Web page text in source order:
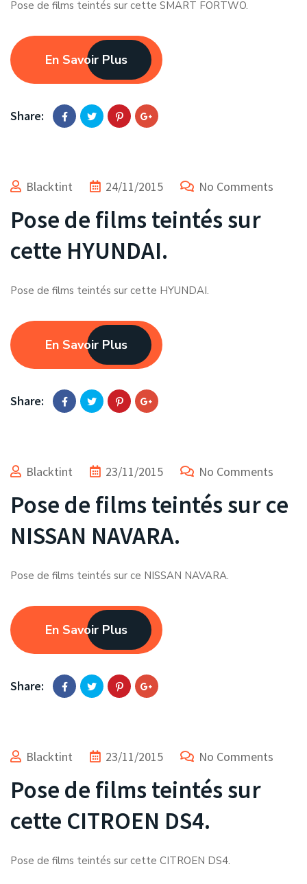
Pose de films teintés sur cette SMART FORTWO.
En Savoir Plus
Share:
Blacktint 24/11/2015 No Comments
Pose de films teintés sur
cette HYUNDAI.
Pose de films teintés sur cette HYUNDAI.
En Savoir Plus
Share:
Blacktint 23/11/2015 No Comments
Pose de films teintés sur ce
NISSAN NAVARA.
Pose de films teintés sur ce NISSAN NAVARA.
En Savoir Plus
Share:
Blacktint 23/11/2015 No Comments
Pose de films teintés sur
cette CITROEN DS4.
Pose de films teintés sur cette CITROEN DS4.